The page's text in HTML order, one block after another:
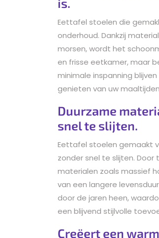
is.
Eettafel stoelen die
onderhoud. Dankzij
morsen, wordt het
en frisse eetkamer, maar
minimale inspanning
genieten van uw
Duurzame
snel te slijten.
Eettafel stoelen gemaakt
zonder snel te slijten.
materialen zoals massief
van een langere
door de jaren heen,
een blijvend stijlvolle
Creëert een